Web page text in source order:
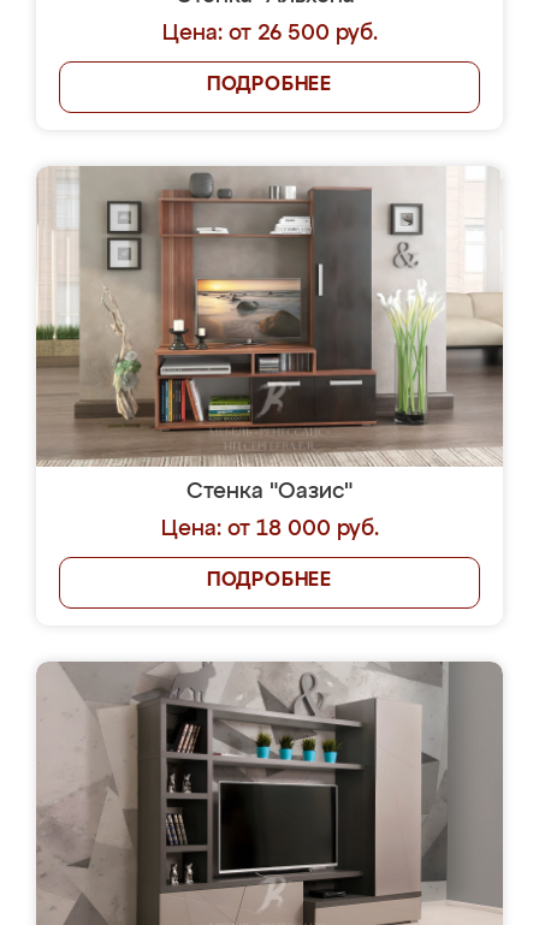
Цена: от 26 500 руб.
ПОДРОБНЕЕ
Стенка "Оазис"
Цена: от 18 000 руб.
ПОДРОБНЕЕ